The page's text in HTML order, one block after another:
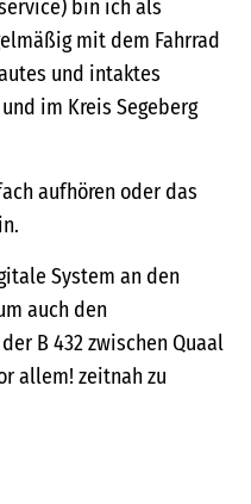
bin ich als
mit dem Fahrrad
und intaktes
im Kreis Segeberg
aufhören oder das
System an den
auch den
B 432 zwischen Quaal
allem! zeitnah zu